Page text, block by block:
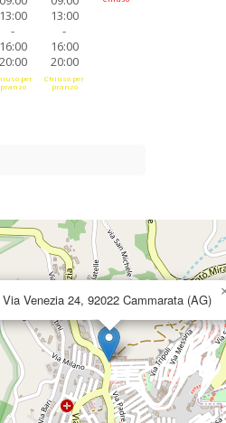
13:00
-
16:00
20:00
per
pranzo
13:00
-
16:00
20:00
Chiuso per
pranzo
Via Venezia 24, 92022 Cammarata (AG)